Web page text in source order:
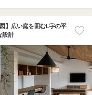
】広い庭を囲むL字の平
設計